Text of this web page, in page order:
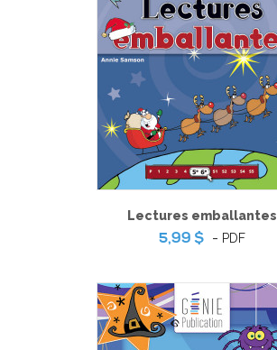
Lectures emballantes
5,99 $
- PDF